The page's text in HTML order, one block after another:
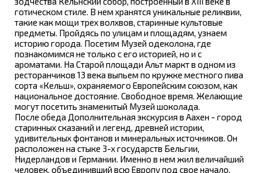
готическом стиле. В нем хранятся уникальные реликвии,
такие как мощи трех волхвов, старинные культовые
предметы. Пройдясь по улицам и площадям, узнаем
историю города. Посетим Музей одеколона, где
познакомимся не только с его историей, но и с
ароматами. На Старой площади Альт маркт в одном из
ресторанчиков 13 века выпьем по кружке местного пива
сорта «Кельш», охраняемого Европейским союзом, как
национальное достояние. Свободное время. Желающие
могут посетить знаменитый Музей шоколада.
После обеда Дополнительная экскурсия в Аахен - город
старинных сказаний и легенд, древней истории,
удивительных фонтанов и минеральных источников. Он
расположен на стыке 3-х государств Бельгии,
Нидерландов и Германии. Именно в нем жил величайший
человек, объединивший всю Европу под свое начало,